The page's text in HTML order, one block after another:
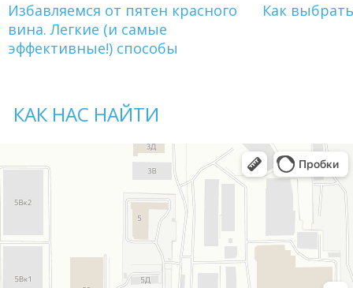
Избавляемся от пятен красного
вина. Легкие (и самые
эффективные!) способы
Как
КАК НАС НАЙТИ